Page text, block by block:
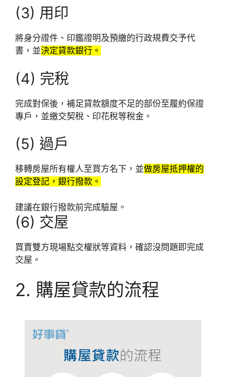
(3) 用印
將身分證件、印鑑證明及預繳的行政規費交予代
書，並決定貸款銀行。
(4) 完稅
完成對保後，補足貸款額度不足的部份至履約保證
專戶，並繳交契稅、印花稅等稅金。
(5) 過戶
移轉房屋所有權人至買方名下，並做房屋抵押權的
設定登記，銀行撥款。
建議在銀行撥款前完成驗屋。
(6) 交屋
買賣雙方現場點交權狀等資料，確認沒問題即完成
交屋。
2. 購屋貸款的流程